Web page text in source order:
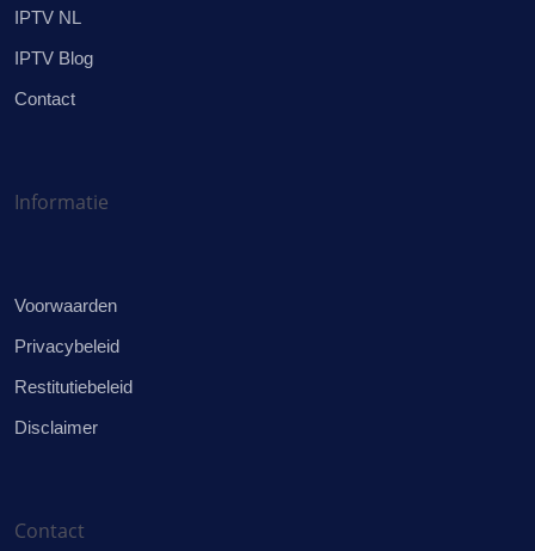
IPTV NL
IPTV Blog
Contact
Informatie
Voorwaarden
Privacybeleid
Restitutiebeleid
Disclaimer
Contact